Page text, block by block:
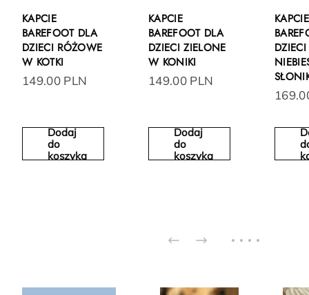
KAPCIE
BAREFOOT DLA
DZIECI RÓŻOWE
W KOTKI
149.00 PLN
Dodaj
do
koszyka
KAPCIE
BAREFOOT DLA
DZIECI ZIELONE
W KONIKI
149.00 PLN
Dodaj
do
koszyka
KAPCIE
DZIECI